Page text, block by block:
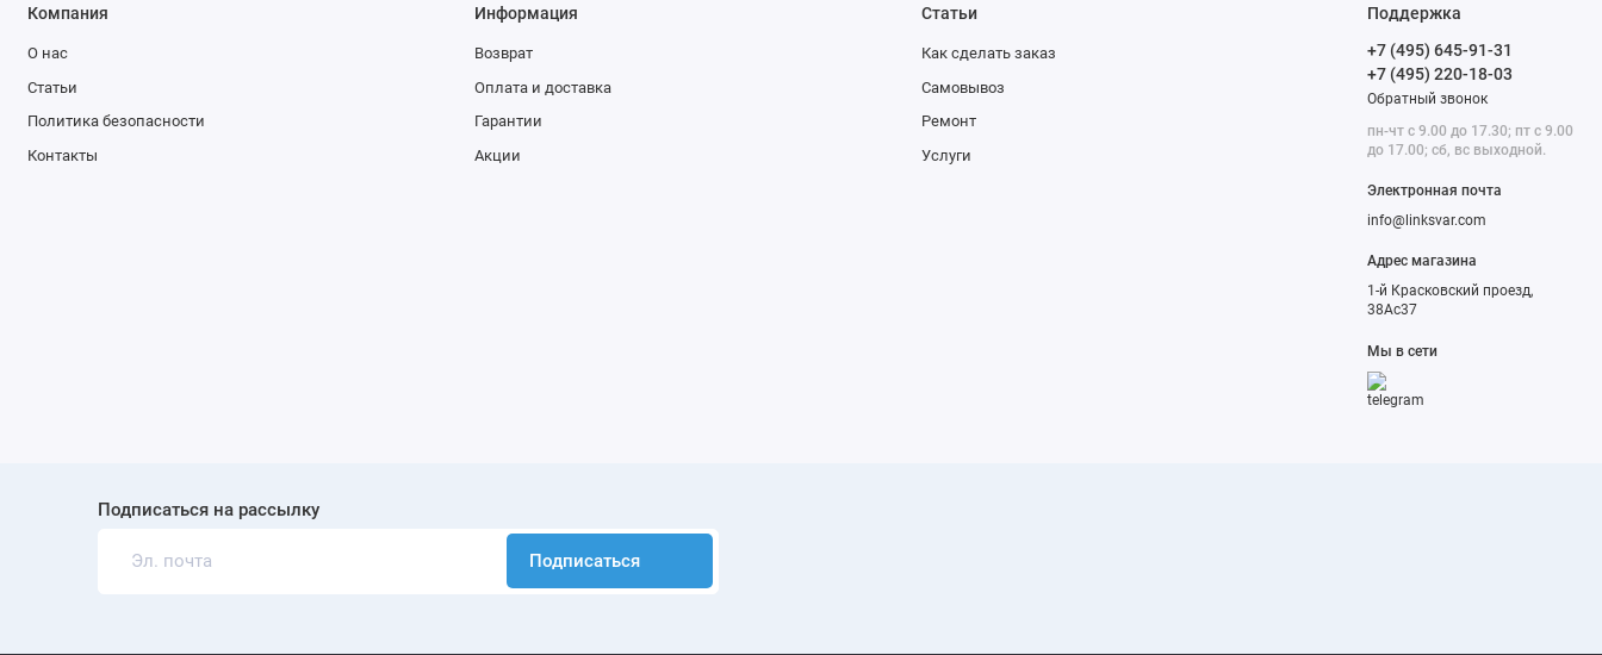
Компания
О нас
Статьи
Политика безопасности
Контакты
Информация
Возврат
Оплата и доставка
Гарантии
Акции
Статьи
Как сделать заказ
Самовывоз
Ремонт
Услуги
Поддержка
+7 (495) 645-91-31
+7 (495) 220-18-03
Обратный звонок
пн-чт с 9.00 до 17.30; пт с 9.00
до 17.00; сб, вс выходной.
Электронная почта
info@linksvar.com
Адрес магазина
1-й Красковский проезд,
38Ас37
Мы в сети
Подписаться на рассылку
Подписаться